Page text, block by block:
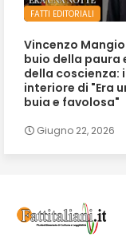
FATTI EDITORIALI
Vincenzo
buio della paura
della coscienza:
interiore di "Era
buia e favolosa"
Giugno 22, 2026